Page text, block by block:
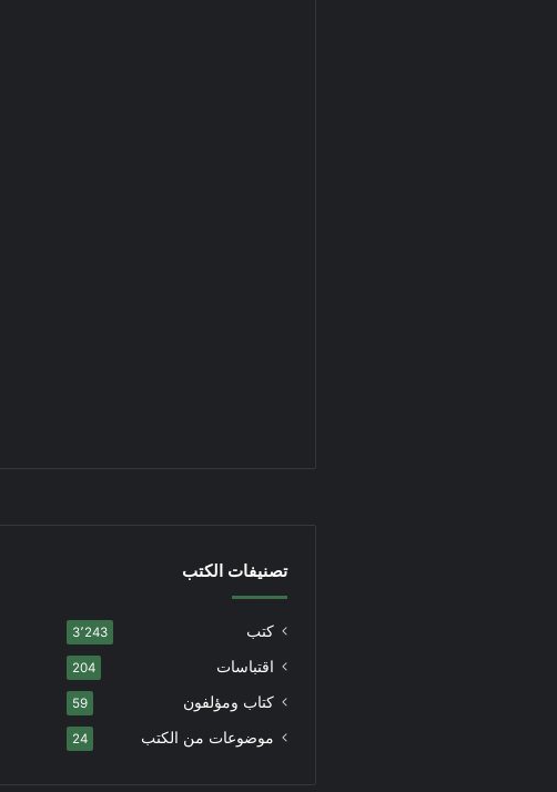
تصنيفات الكتب
كتب 3٬243
اقتباسات 204
كتاب ومؤلفون 59
موضوعات من الكتب 24